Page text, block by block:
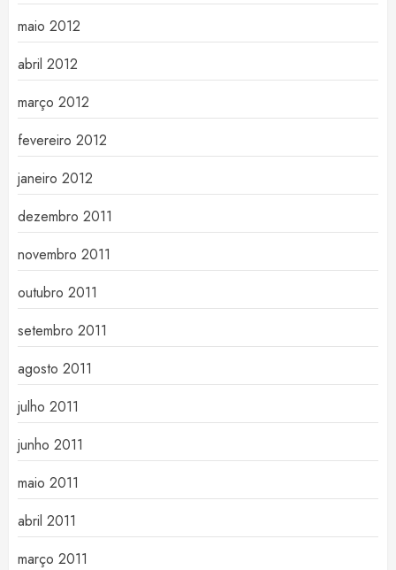
maio 2012
abril 2012
março 2012
fevereiro 2012
janeiro 2012
dezembro 2011
novembro 2011
outubro 2011
setembro 2011
agosto 2011
julho 2011
junho 2011
maio 2011
abril 2011
março 2011